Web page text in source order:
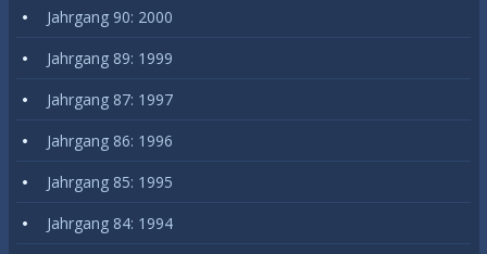
Jahrgang 90: 2000
Jahrgang 89: 1999
Jahrgang 87: 1997
Jahrgang 86: 1996
Jahrgang 85: 1995
Jahrgang 84: 1994